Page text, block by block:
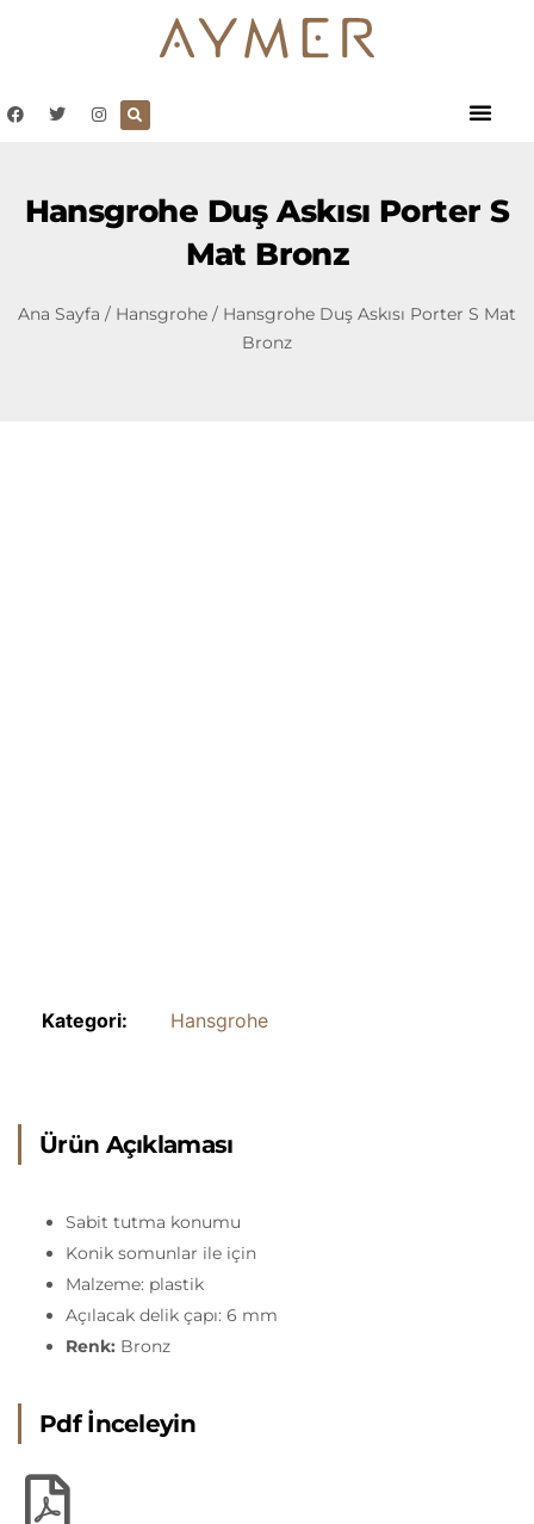
Hansgrohe Duş Askısı Porter S
Mat Bronz
Ana Sayfa / Hansgrohe / Hansgrohe Duş Askısı Porter S Mat
Bronz
Kategori: Hansgrohe
Ürün Açıklaması
Sabit tutma konumu
Konik somunlar ile için
Malzeme: plastik
Açılacak delik çapı: 6 mm
Renk: Bronz
Pdf İnceleyin